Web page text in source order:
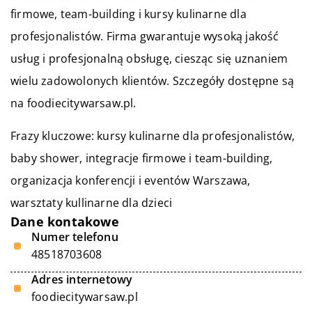
firmowe, team-building i kursy kulinarne dla
profesjonalistów. Firma gwarantuje wysoką jakość
usług i profesjonalną obsługę, ciesząc się uznaniem
wielu zadowolonych klientów. Szczegóły dostępne są
na foodiecitywarsaw.pl.
Frazy kluczowe: kursy kulinarne dla profesjonalistów,
baby shower, integracje firmowe i team-building,
organizacja konferencji i eventów Warszawa,
warsztaty kullinarne dla dzieci
Dane kontakowe
Numer telefonu
48518703608
Adres internetowy
foodiecitywarsaw.pl